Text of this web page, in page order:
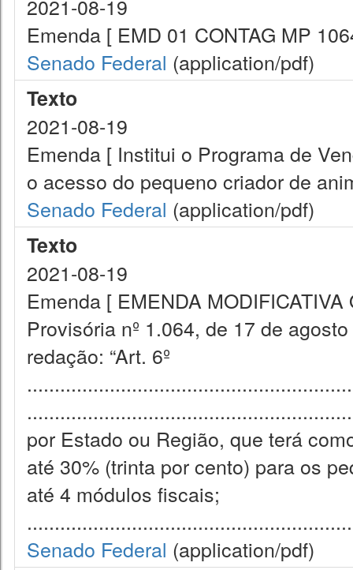
2021-08-19
Emenda [ EMD 01 CONTAG MP
Senado Federal (application/pdf)
Texto
2021-08-19
Emenda [ Institui o Programa de
o acesso do pequeno criador de
Senado Federal (application/pdf)
Texto
2021-08-19
Emenda [ EMENDA
Provisória nº 1.064, de 17 de
redação: “Art. 6º
por Estado ou Região, que terá
até 30% (trinta por cento) para os
até 4 módulos fiscais;
Senado Federal (application/pdf)